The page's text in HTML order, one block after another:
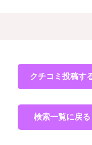
クチコミ投稿す
検索一覧に戻る